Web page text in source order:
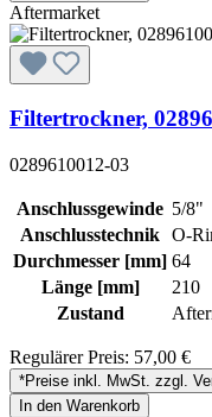
Aftermarket
Filtertrockner,
0289610012-03
Anschlussgewinde 5/8"
Anschlusstechnik O-
Durchmesser [mm] 64
Länge [mm]
210
Zustand
Regulärer Preis: 57,00 €
*Preise inkl. MwSt. zzgl.
In den Warenkorb